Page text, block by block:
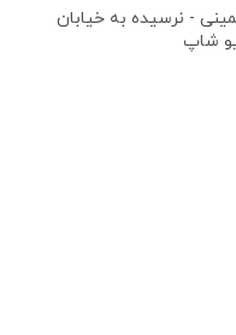
- نرسیده به خیابان
شاپ